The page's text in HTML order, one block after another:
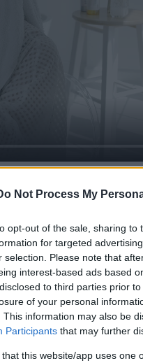
Not Process My
opt-out of the sale, sharing
for targeted
selection. Please note that
interest-based ads based
to third parties prior
of your personal
This information may also be
Participants that may further
that this website/app uses
jelentős
Sajnos a
meg olyan kocsik
csak az első